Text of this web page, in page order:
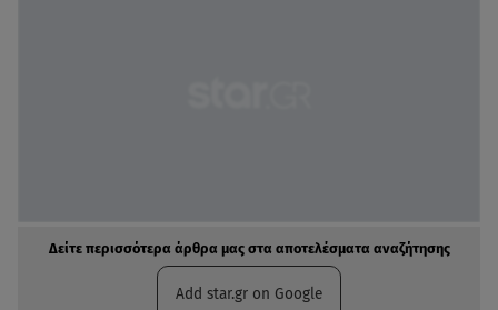
Δείτε περισσότερα άρθρα μας στα αποτελέσματα αναζήτησης
Add star.gr on Google